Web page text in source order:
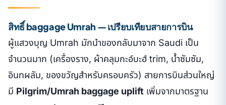
สิทธิ์ baggage Umrah — เปรียบเทียบสายการบิน
ผู้แสวงบุญ Umrah มักนำของกลับมาจาก Saudi เป็น
จำนวนมาก (เครื่องราง, ผ้าคลุมกะอ์บะฮ์ trim, น้ำซัมซัม,
อินทผลัม, ของขวัญสำหรับครอบครัว) สายการบินส่วนใหญ่
มี Pilgrim/Umrah baggage uplift เพิ่มจากมาตรฐาน